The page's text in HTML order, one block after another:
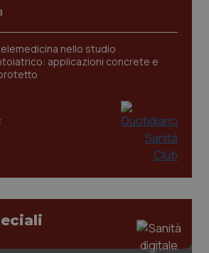
nello studio
applicazioni concrete e
ironfish-
www.quotidianosanita.it
ironfish-
www.quotidianosanita.it